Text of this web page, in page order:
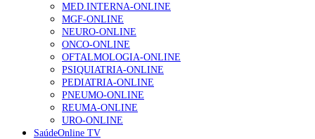
MED.INTERNA-ONLINE
MGF-ONLINE
NEURO-ONLINE
ONCO-ONLINE
OFTALMOLOGIA-ONLINE
PSIQUIATRIA-ONLINE
PEDIATRIA-ONLINE
PNEUMO-ONLINE
REUMA-ONLINE
URO-ONLINE
SaúdeOnline TV